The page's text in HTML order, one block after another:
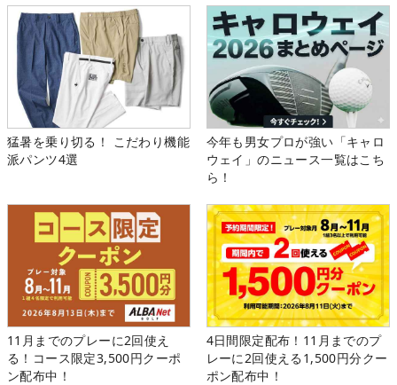
猛暑を乗り切る！ こだわり機能
派パンツ4選
今年も男女プロが強い「キャロ
ウェイ」のニュース一覧はこち
ら！
11月までのプレーに2回使え
る！コース限定3,500円クーポ
ン配布中！
4日間限定配布！11月までのプ
レーに2回使える1,500円分クー
ポン配布中！